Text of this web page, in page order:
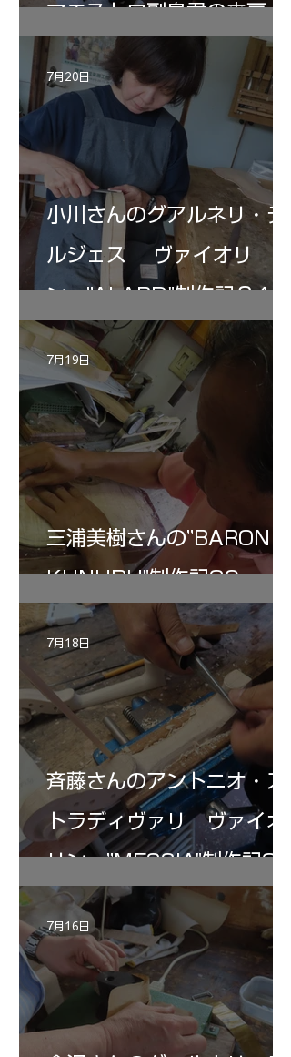
マエストロ副島君の来房
小川さんのグアルネリ・デ
ルジェス ヴァイオリ
ン ”ALARD"制作記３4
7月20日
三浦美樹さんの”BARON・
KUNUPU"制作記30
7月19日
斉藤さんのアントニオ・ス
トラディヴァリ ヴァイオ
リン ”MESSIA"制作記32
7月18日
7月16日